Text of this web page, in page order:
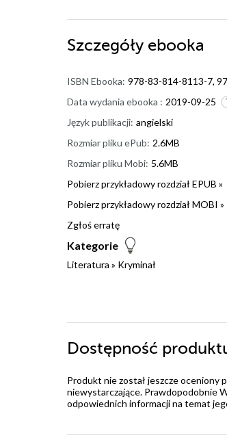
Szczegóły ebooka
ISBN Ebooka: 978-83-814-8113-7,
Data wydania ebooka : 2019-09-25
Język publikacji: angielski
Rozmiar pliku ePub: 2.6MB
Rozmiar pliku Mobi: 5.6MB
Pobierz przykładowy rozdział EPUB »
Pobierz przykładowy rozdział MOBI »
Zgłoś erratę
Kategorie
Literatura » Kryminał
Dostępność
Produkt nie został jeszcze oceniony
niewystarczające. Prawdopodobnie
odpowiednich informacji na temat